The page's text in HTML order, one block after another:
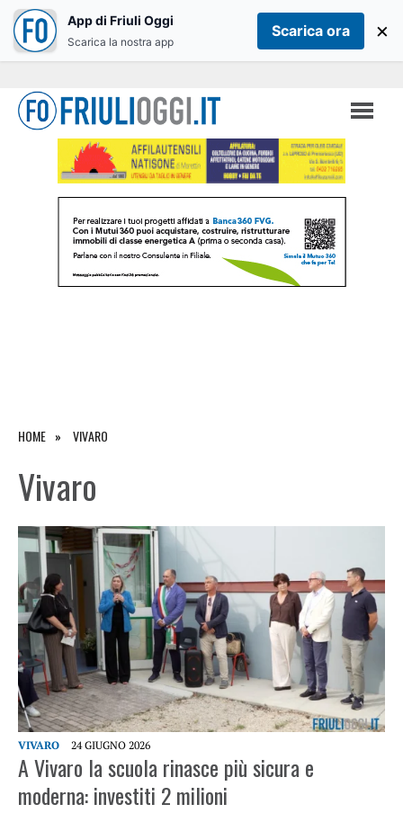
HOME VIVARO
Vivaro
VIVARO 24 GIUGNO 2026
A Vivaro la scuola rinasce più sicura e
moderna: investiti 2 milioni
App di Friuli Oggi
Scarica la nostra app
Scarica ora ×